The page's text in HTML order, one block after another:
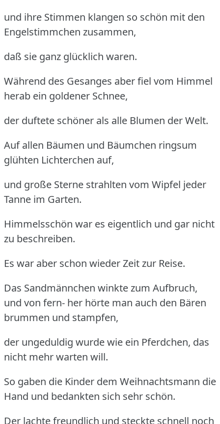
und ihre Stimmen klangen so schön mit den
Engelstimmchen zusammen,
daß sie ganz glücklich waren.
Während des Gesanges aber fiel vom Himmel
herab ein goldener Schnee,
der duftete schöner als alle Blumen der Welt.
Auf allen Bäumen und Bäumchen ringsum
glühten Lichterchen auf,
und große Sterne strahlten vom Wipfel jeder
Tanne im Garten.
Himmelsschön war es eigentlich und gar nicht
zu beschreiben.
Es war aber schon wieder Zeit zur Reise.
Das Sandmännchen winkte zum Aufbruch,
und von fern- her hörte man auch den Bären
brummen und stampfen,
der ungeduldig wurde wie ein Pferdchen, das
nicht mehr warten will.
So gaben die Kinder dem Weihnachtsmann die
Hand und bedankten sich sehr schön.
Der lachte freundlich und steckte schnell noch